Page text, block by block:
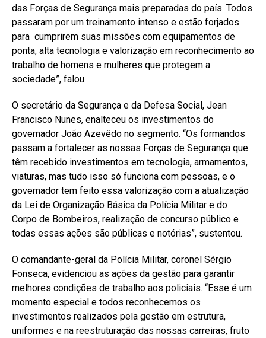
das Forças de Segurança mais preparadas do país. Todos
passaram por um treinamento intenso e estão forjados
para cumprirem suas missões com equipamentos de
ponta, alta tecnologia e valorização em reconhecimento ao
trabalho de homens e mulheres que protegem a
sociedade”, falou.
O secretário da Segurança e da Defesa Social, Jean
Francisco Nunes, enalteceu os investimentos do
governador João Azevêdo no segmento. “Os formandos
passam a fortalecer as nossas Forças de Segurança que
têm recebido investimentos em tecnologia, armamentos,
viaturas, mas tudo isso só funciona com pessoas, e o
governador tem feito essa valorização com a atualização
da Lei de Organização Básica da Polícia Militar e do
Corpo de Bombeiros, realização de concurso público e
todas essas ações são públicas e notórias”, sustentou.
O comandante-geral da Polícia Militar, coronel Sérgio
Fonseca, evidenciou as ações da gestão para garantir
melhores condições de trabalho aos policiais. “Esse é um
momento especial e todos reconhecemos os
investimentos realizados pela gestão em estrutura,
uniformes e na reestruturação das nossas carreiras, fruto